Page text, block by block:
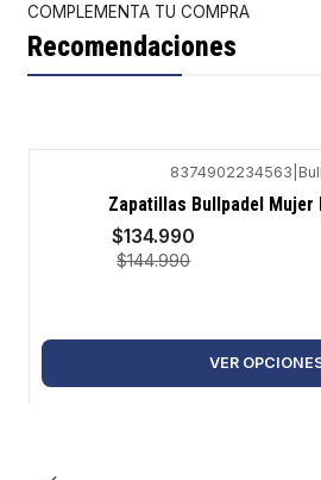
COMPLEMENTA TU COMPRA
Recomendaciones
8374902234563
Zapatillas Bullpadel Mujer
$134.990
$144.990
VER